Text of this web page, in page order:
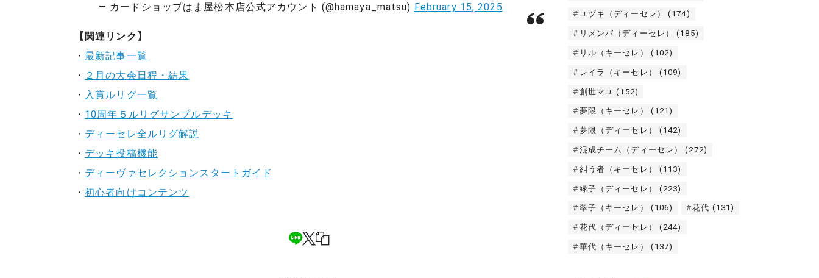
— カードショップはま屋松本店公式アカウント (@hamaya_matsu) February 15, 2025
【関連リンク】
・最新記事一覧
・ ２月の大会日程・結果
・ 入賞ルリグ一覧
・ 10周年５ルリグサンプルデッキ
・ ディーセレ全ルリグ解説
・ デッキ投稿機能
・ ディーヴァセレクションスタートガイド
・初心者向けコンテンツ
ユヅキ（ディーセレ） (174)
リメンバ（ディーセレ） (185)
リル（キーセレ） (102)
レイラ（キーセレ） (109)
創世マユ (152)
夢限（キーセレ） (121)
夢限（ディーセレ） (142)
混成チーム（ディーセレ） (272)
糾う者（キーセレ） (113)
緑子（ディーセレ） (223)
翠子（キーセレ） (106) 花代 (131)
花代（ディーセレ） (244)
華代（キーセレ） (137)